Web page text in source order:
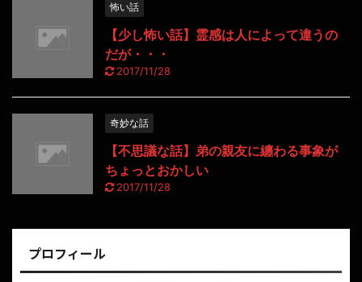
怖い話
【少し怖い話】霊感は人によって違うの
だが・・・
2017/11/28
奇妙な話
【不思議な話】弟の親友に纏わる事象が
ちょっとおかしい
2017/11/28
プロフィール